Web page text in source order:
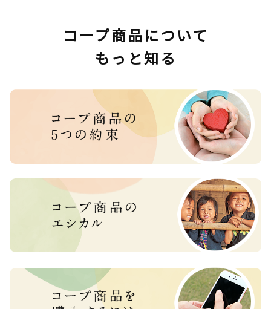
コープ商品について
もっと知る